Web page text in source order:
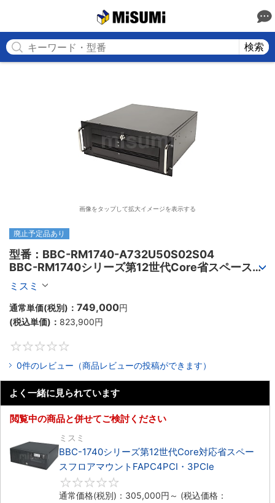
検索
画像をタップして拡大イメージを表示する
廃止予定品あり
型番：BBC-RM1740-A732U50S02S04
BBC-RM1740シリーズ第12世代Core省スペースラ
ックマウントFAPC4PCI・3PCIe
ミスミ
通常単価(税別)： 749,000円
(税込単価)： 823,900円
0件のレビュー（商品レビューの投稿ができます）
よく一緒に見られています
閲覧中の商品と併せてご検討ください
ミスミ
BBC-1740シリーズ第12世代Core対応省スペー
スフロアマウントFAPC4PCI・3PCIe
通常価格(税別)： 305,000円 ～ (税込価格：